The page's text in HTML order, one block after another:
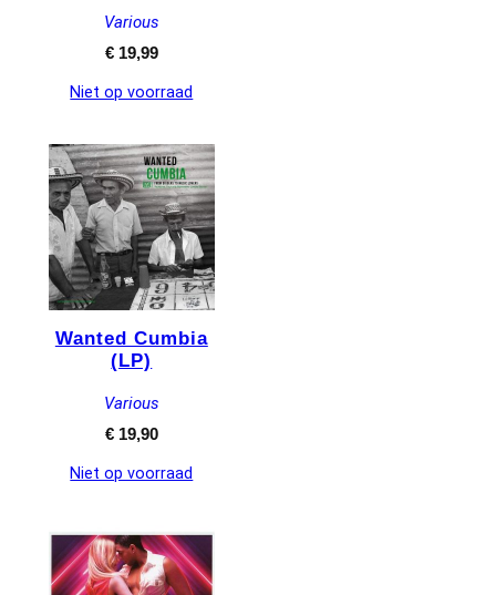
Various
€19,99
Niet op voorraad
Wanted Cumbia
(LP)
Various
€19,90
Niet op voorraad